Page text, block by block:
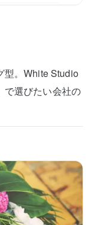
型。White Studio
で選びたい会社の